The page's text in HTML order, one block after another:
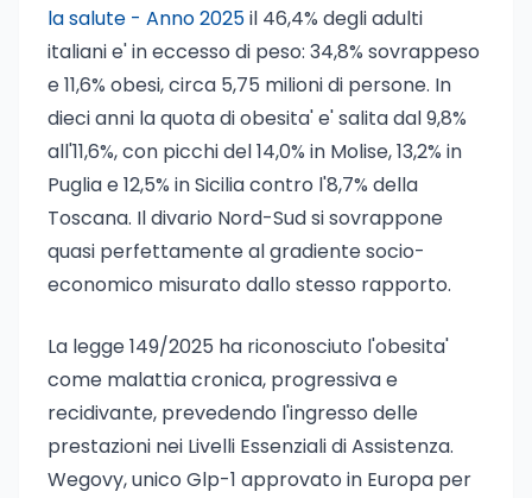
la salute - Anno 2025il 46,4% degli adulti
italiani e' in eccesso di peso: 34,8% sovrappeso
e 11,6% obesi, circa 5,75 milioni di persone. In
dieci anni la quota di obesita' e' salita dal 9,8%
all'11,6%, con picchi del 14,0% in Molise, 13,2% in
Puglia e 12,5% in Sicilia contro l'8,7% della
Toscana. Il divario Nord-Sud si sovrappone
quasi perfettamente al gradiente socio-
economico misurato dallo stesso rapporto.
La legge 149/2025 ha riconosciuto l'obesita'
come malattia cronica, progressiva e
recidivante, prevedendo l'ingresso delle
prestazioni nei Livelli Essenziali di Assistenza.
Wegovy, unico Glp-1 approvato in Europa per